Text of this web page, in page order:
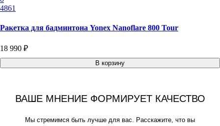
4861
Ракетка для бадминтона Yonex Nanoflare 800 Tour
18 990 ₽
В корзину
ВАШЕ МНЕНИЕ ФОРМИРУЕТ КАЧЕСТВО
Мы стремимся быть лучше для вас. Расскажите, что вы